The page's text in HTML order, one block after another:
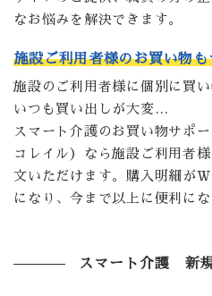
なお悩みを解決できます。
施設ご利用者様のお買い物
施設のご利用者様に個別に買
いつも買い出しが大変…
スマート介護のお買い物サポ
コレイル）なら施設ご利用者
文いただけます。購入明細が
になり、今まで以上に便利にな
スマート介護 新